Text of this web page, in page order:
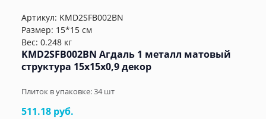
Артикул: KMD2SFB002BN
Размер: 15*15 см
Вес: 0.248 кг
KMD2SFB002BN Агдаль 1 металл матовый
структура 15x15x0,9 декор
Плиток в упаковке:34шт
511.18 руб.